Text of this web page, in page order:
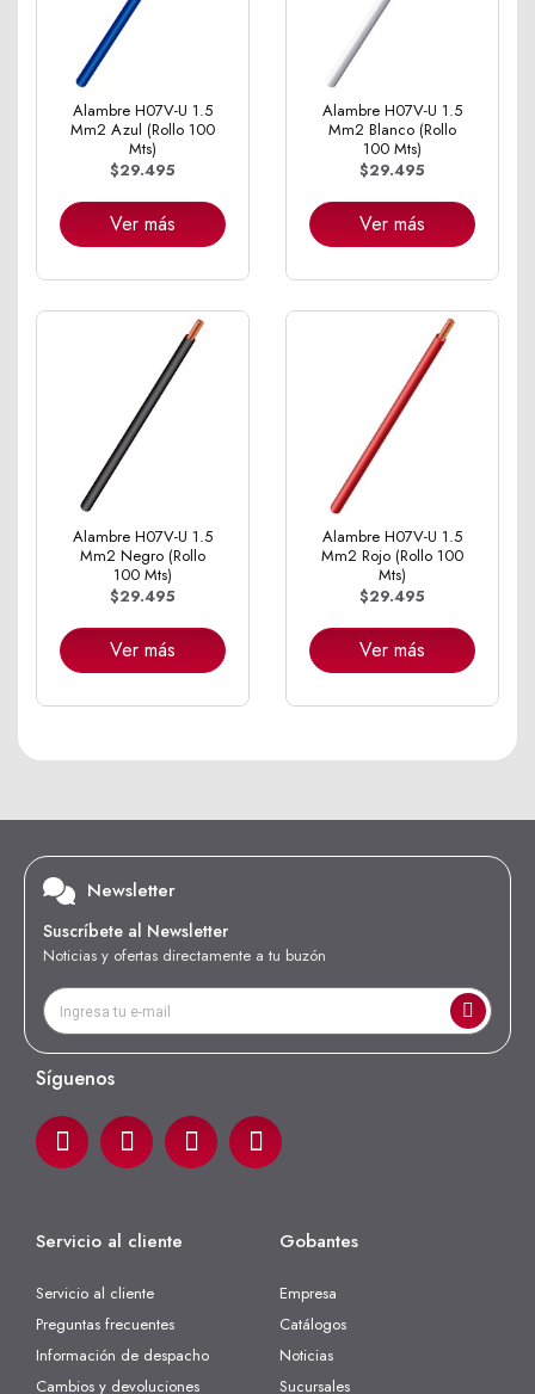
Alambre H07V-U 1.5
Mm2 Azul (Rollo 100
Mts)
$29.495
Ver más
Alambre H07V-U 1.5
Mm2 Blanco (Rollo
100 Mts)
$29.495
Ver más
Alambre H07V-U 1.5
Mm2 Negro (Rollo
100 Mts)
$29.495
Ver más
Alambre H07V-U 1.5
Mm2 Rojo (Rollo 100
Mts)
$29.495
Ver más
Newsletter
Suscríbete al Newsletter
Noticias y ofertas directamente a tu buzón
Síguenos
Servicio al cliente
Servicio al cliente
Preguntas frecuentes
Información de despacho
Cambios y devoluciones
Gobantes
Empresa
Catálogos
Noticias
Sucursales